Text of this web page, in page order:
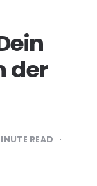
der
READ